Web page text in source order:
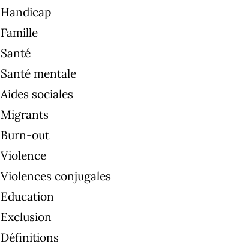
Handicap
Famille
Santé
Santé mentale
Aides sociales
Migrants
Burn-out
Violence
Violences conjugales
Education
Exclusion
Définitions